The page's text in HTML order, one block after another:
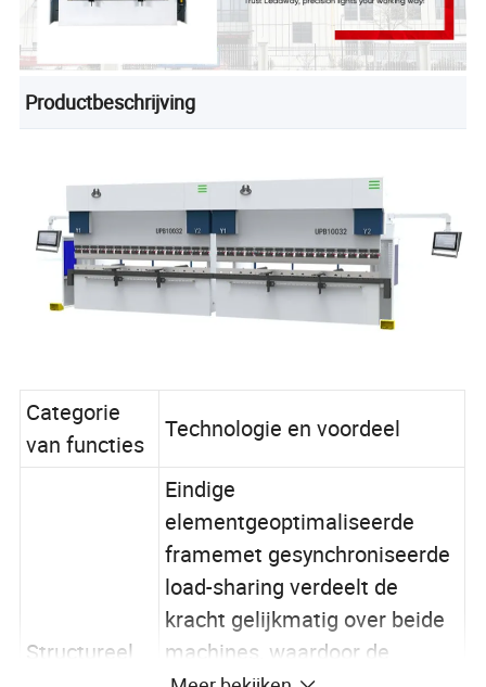
Productbeschrijving
Categorie
van functies
Technologie en voordeel
Structureel
Eindige
elementgeoptimaliseerde
framemet gesynchroniseerde
load-sharing verdeelt de
kracht gelijkmatig over beide
machines, waardoor de